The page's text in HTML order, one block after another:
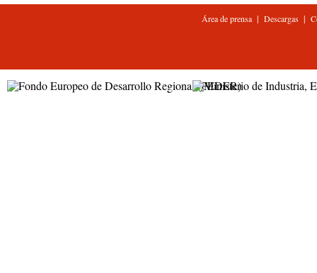
Área de prensa| Descargas|